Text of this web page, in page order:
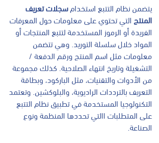
يتضمن نظام التتبع استخدامسجلات تعريف
المنتجالتي تحتوي على معلومات حول المعرفات
الفريدة أو الرموز المستخدمة لتتبع المنتجات أو
المواد خلال سلسلة التوريد. وهي تتضمن
معلومات مثل اسم المنتج ورقم الدفعة /
التشغيلة وتاريخ انتهاء الصلاحية. كذلك مجموعة
من الأدوات والتقنيات، مثل الباركود، وبطاقة
التعريف بالترددات الراديوية، والبلوكشين. وتعتمد
التكنولوجيا المستخدمة في تطبيق نظام التتبع
على المتطلبات االتي تحددها المنظمة ونوع
الصناعة.